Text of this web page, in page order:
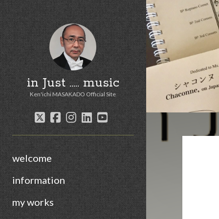
in Just ..... music
Ken'ichi MASAKADO Official Site
twitter
facebook
instagram
linkedin
youtube
welcome
information
my works